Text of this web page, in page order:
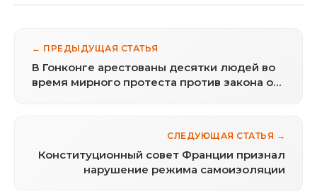
← ПРЕДЫДУЩАЯ СТАТЬЯ
В Гонконге арестованы десятки людей во
время мирного протеста против закона о
СЛЕДУЮЩАЯ СТАТЬЯ →
Конституционный совет Франции признал
нарушение режима самоизоляции